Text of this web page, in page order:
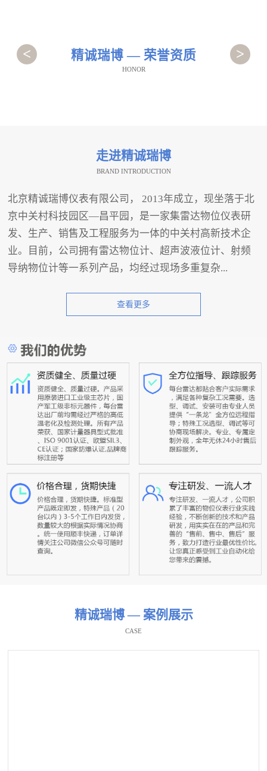
精诚瑞博 — 荣誉资质
HONOR
< >
走进精诚瑞博
BRAND INTRODUCTION
北京精诚瑞博仪表有限公司， 2013年成立，现坐落于北
京中关村科技园区—昌平园，是一家集雷达物位仪表研
发、生产、销售及工程服务为一体的中关村高新技术企
业。目前，公司拥有雷达物位计、超声波液位计、射频
导纳物位计等一系列产品，均经过现场多重复杂...
查看更多
精诚瑞博 — 案例展示
CASE